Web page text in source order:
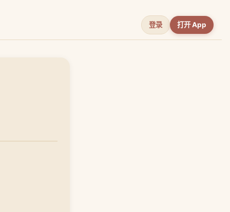
登录 打开 App